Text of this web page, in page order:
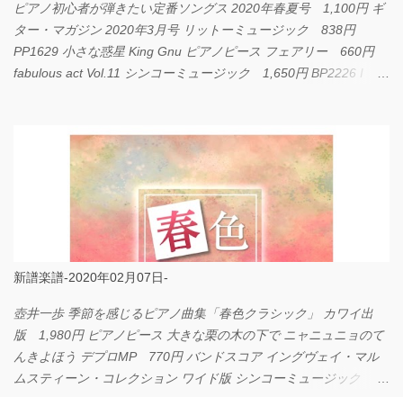
ピアノ初心者が弾きたい定番ソングス 2020年春夏号 1,100円 ギ
ター・マガジン 2020年3月号 リットーミュージック 838円
PP1629 小さな惑星 King Gnu ピアノピース フェアリー 660円
fabulous act Vol.11 シンコーミュージック 1,650円 BP2226 I
新譜楽譜-2020年02月07日-
壺井一歩 季節を感じるピアノ曲集「春色クラシック」 カワイ出
版 1,980円 ピアノピース 大きな栗の木の下で ニャニュニョのて
んきよほう デプロMP 770円 バンドスコア イングヴェイ・マル
ムスティーン・コレクション ワイド版 シンコーミュージック